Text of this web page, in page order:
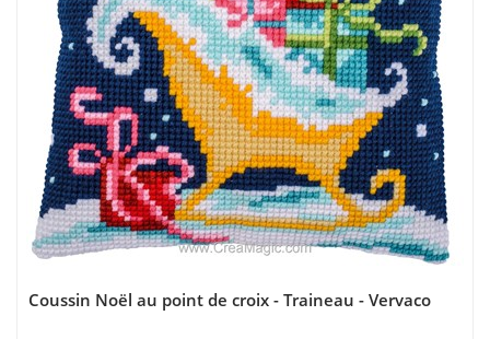
Coussin Noël au point de croix - Traineau - Vervaco